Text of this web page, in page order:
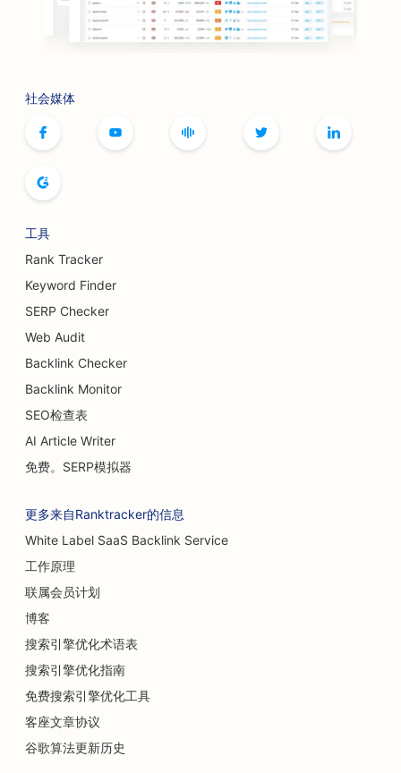
社会媒体
工具
Rank Tracker
Keyword Finder
SERP Checker
Web Audit
Backlink Checker
Backlink Monitor
SEO检查表
AI Article Writer
免费。SERP模拟器
更多来自Ranktracker的信息
White Label SaaS Backlink Service
工作原理
联属会员计划
博客
搜索引擎优化术语表
搜索引擎优化指南
免费搜索引擎优化工具
客座文章协议
谷歌算法更新历史